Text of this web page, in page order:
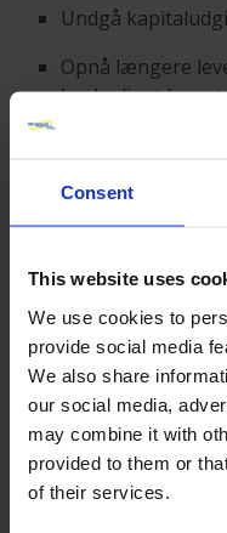
Consent
This website uses
We use cookies to
provide social media
We also share
our social media,
may combine it with
provided to them or
of their services.
Undgå
Opnå længere
beskadiget
Opnå service af
Én pålidelig kilde